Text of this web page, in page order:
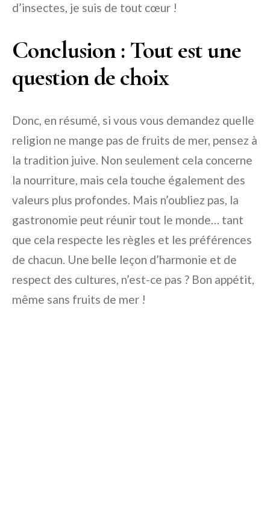
d’insectes, je suis de tout cœur !
Conclusion : Tout est une
question de choix
Donc, en résumé, si vous vous demandez quelle
religion ne mange pas de fruits de mer, pensez à
la tradition juive. Non seulement cela concerne
la nourriture, mais cela touche également des
valeurs plus profondes. Mais n’oubliez pas, la
gastronomie peut réunir tout le monde… tant
que cela respecte les règles et les préférences
de chacun. Une belle leçon d’harmonie et de
respect des cultures, n’est-ce pas ? Bon appétit,
même sans fruits de mer !